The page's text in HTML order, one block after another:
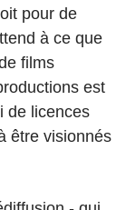
pour de
à ce que
films
est
de licences
être visionnés